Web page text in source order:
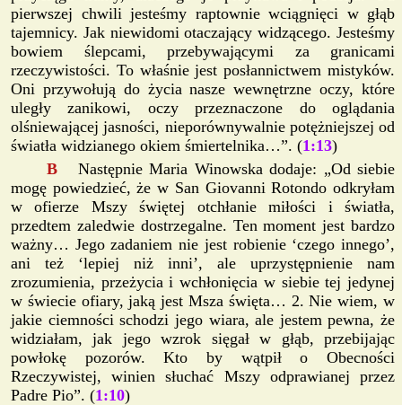
pierwszej chwili jesteśmy raptownie wciągnięci w głąb
tajemnicy. Jak niewidomi otaczający widzącego. Jesteśmy
bowiem ślepcami, przebywającymi za granicami
rzeczywistości. To właśnie jest posłannictwem mistyków.
Oni przywołują do życia nasze wewnętrzne oczy, które
uległy zanikowi, oczy przeznaczone do oglądania
olśniewającej jasności, nieporównywalnie potężniejszej od
światła widzianego okiem śmiertelnika…”. (1:13)
B Następnie Maria Winowska dodaje: „Od siebie
mogę powiedzieć, że w San Giovanni Rotondo odkryłam
w ofierze Mszy świętej otchłanie miłości i światła,
przedtem zaledwie dostrzegalne. Ten moment jest bardzo
ważny… Jego zadaniem nie jest robienie ‘czego innego’,
ani też ‘lepiej niż inni’, ale uprzystępnienie nam
zrozumienia, przeżycia i wchłonięcia w siebie tej jedynej
w świecie ofiary, jaką jest Msza święta… 2. Nie wiem, w
jakie ciemności schodzi jego wiara, ale jestem pewna, że
widziałam, jak jego wzrok sięgał w głąb, przebijając
powłokę pozorów. Kto by wątpił o Obecności
Rzeczywistej, winien słuchać Mszy odprawianej przez
Padre Pio”. (1:10)